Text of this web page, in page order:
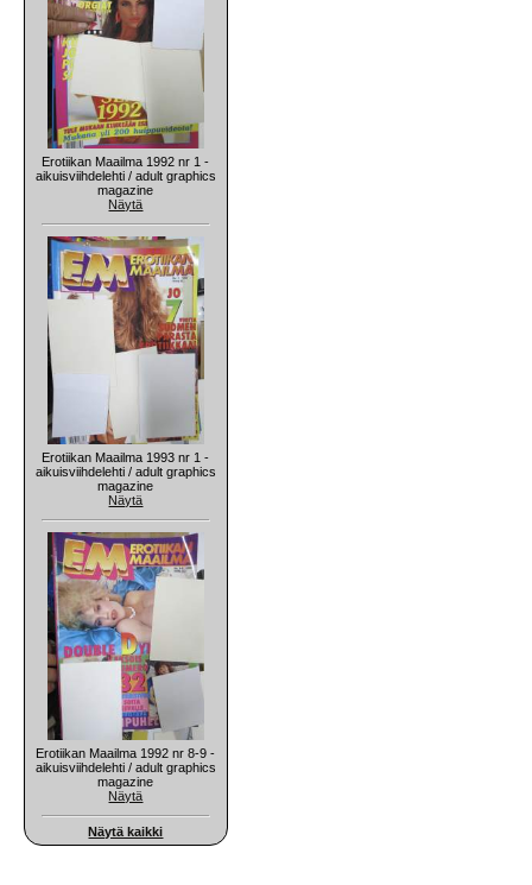
Erotiikan Maailma 1992 nr 1 -
aikuisviihdelehti / adult graphics
magazine
Näytä
Erotiikan Maailma 1993 nr 1 -
aikuisviihdelehti / adult graphics
magazine
Näytä
Erotiikan Maailma 1992 nr 8-9 -
aikuisviihdelehti / adult graphics
magazine
Näytä
Näytä kaikki